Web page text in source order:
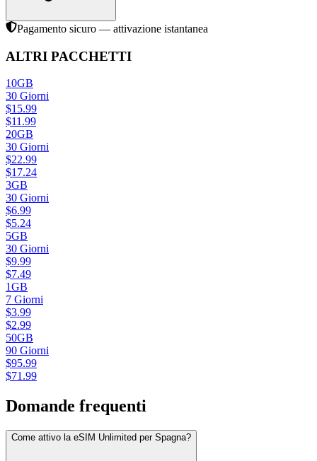
Pagamento sicuro — attivazione istantanea
ALTRI PACCHETTI
10GB
30 Giorni
$15.99
$11.99
20GB
30 Giorni
$22.99
$17.24
3GB
30 Giorni
$6.99
$5.24
5GB
30 Giorni
$9.99
$7.49
1GB
7 Giorni
$3.99
$2.99
50GB
90 Giorni
$95.99
$71.99
Domande frequenti
Come attivo la eSIM Unlimited per Spagna?